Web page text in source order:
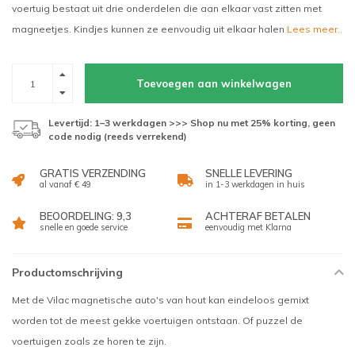
voertuig bestaat uit drie onderdelen die aan elkaar vast zitten met
magneetjes. Kindjes kunnen ze eenvoudig uit elkaar halen Lees meer..
Toevoegen aan winkelwagen
Levertijd: 1–3 werkdagen >>> Shop nu met 25% korting, geen
code nodig (reeds verrekend)
GRATIS VERZENDING
al vanaf € 49
SNELLE LEVERING
in 1-3 werkdagen in huis
BEOORDELING: 9,3
snelle en goede service
ACHTERAF BETALEN
eenvoudig met Klarna
Productomschrijving
Met de Vilac magnetische auto's van hout kan eindeloos gemixt
worden tot de meest gekke voertuigen ontstaan. Of puzzel de
voertuigen zoals ze horen te zijn.